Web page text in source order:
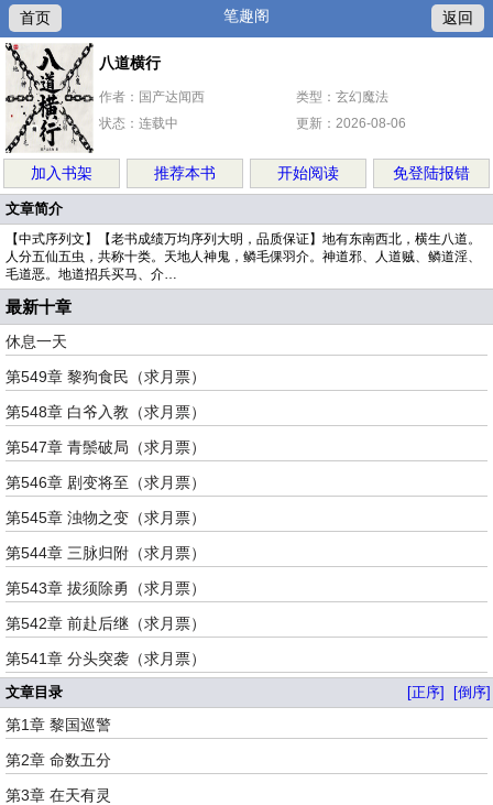
首页 笔趣阁 返回
八道横行
作者：国产达闻西
类型：玄幻魔法
状态：连载中
更新：2026-08-06
加入书架 推荐本书 开始阅读 免登陆报错
文章简介
【中式序列文】【老书成绩万均序列大明，品质保证】地有东南西北，横生八道。
人分五仙五虫，共称十类。天地人神鬼，鳞毛倮羽介。神道邪、人道贼、鳞道淫、
毛道恶。地道招兵买马、介…
最新十章
休息一天
第549章 黎狗食民（求月票）
第548章 白爷入教（求月票）
第547章 青鬃破局（求月票）
第546章 剧变将至（求月票）
第545章 浊物之变（求月票）
第544章 三脉归附（求月票）
第543章 拔须除勇（求月票）
第542章 前赴后继（求月票）
第541章 分头突袭（求月票）
文章目录 [正序] [倒序]
第1章 黎国巡警
第2章 命数五分
第3章 在天有灵